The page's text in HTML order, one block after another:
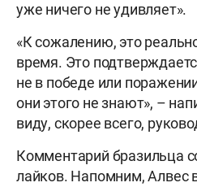
уже ничего не удивляет».
«К сожалению, это
время. Это
не в победе или
они этого не знают», –
виду, скорее всего,
Комментарий бразильца
лайков. Напомним, Алвес